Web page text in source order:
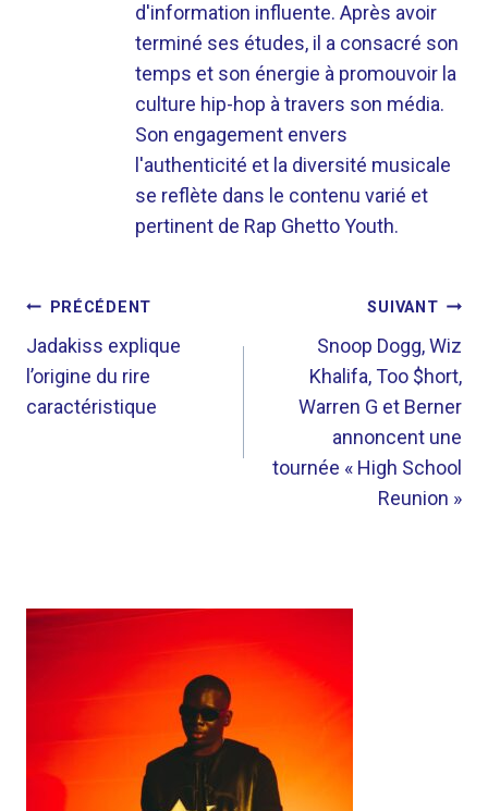
d'information influente. Après avoir
terminé ses études, il a consacré son
temps et son énergie à promouvoir la
culture hip-hop à travers son média.
Son engagement envers
l'authenticité et la diversité musicale
se reflète dans le contenu varié et
pertinent de Rap Ghetto Youth.
NAVIGATION
DE
L’ARTICLE
PRÉCÉDENT
Jadakiss explique
l’origine du rire
caractéristique
SUIVANT
Snoop Dogg, Wiz
Khalifa, Too $hort,
Warren G et Berner
annoncent une
tournée « High School
Reunion »